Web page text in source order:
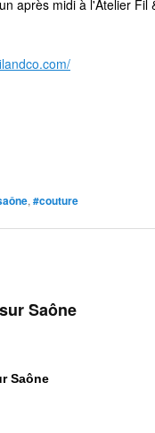
après midi à l'Atelier Fil
, #couture
Saône
Saône